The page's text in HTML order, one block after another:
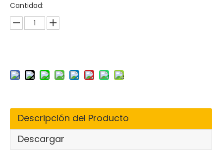
Cantidad:
Descripción del Producto
Descargar